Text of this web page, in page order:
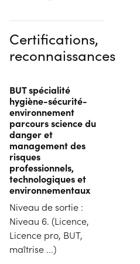
Certifications,
reconnaissances
BUT spécialité
hygiène-sécurité-
environnement
parcours science du
danger et
management des
risques
professionnels,
technologiques et
environnementaux
Niveau de sortie :
Niveau 6. (Licence,
Licence pro, BUT,
maîtrise ...)